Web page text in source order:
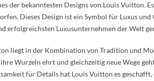
der bekanntesten Designs von Louis Vuitton.
Dieses Design ist ein Symbol für Luxus
erfolgreichsten Luxusunternehmen der Welt
liegt in der Kombination von Tradition und
Wurzeln ehrt und gleichzeitig neue Wege
für Details hat Louis Vuitton es